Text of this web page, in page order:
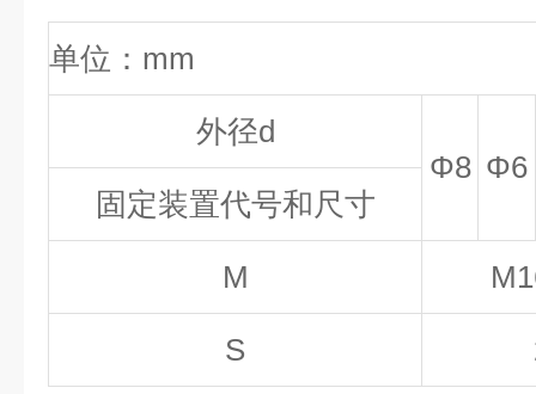
单位：mm
外径d
Φ8 Φ6
固定装置代号和尺寸
M
S